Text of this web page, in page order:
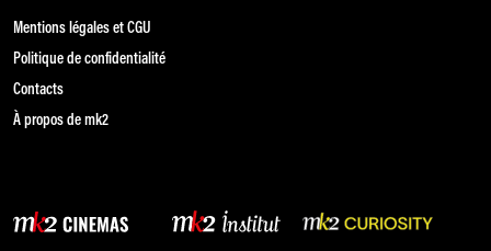
Mentions légales et CGU
Politique de confidentialité
Contacts
À propos de mk2